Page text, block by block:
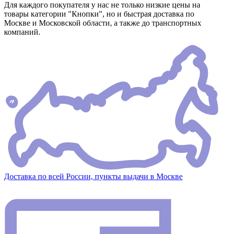
Для каждого покупателя у нас не только низкие цены на
товары категории "Кнопки", но и быстрая доставка по
Москве и Московской области, а также до транспортных
компаний.
Доставка по всей России, пункты выдачи в Москве